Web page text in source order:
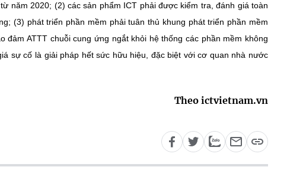
năm 2020; (2) các sản phẩm ICT phải được kiểm tra, đánh giá toàn
(3) phát triển phần mềm phải tuân thủ khung phát triển phần mềm
ATTT chuỗi cung ứng ngắt khỏi hệ thống các phần mềm không
sự cố là giải pháp hết sức hữu hiệu, đặc biệt với cơ quan nhà nước
Theo ictvietnam.vn